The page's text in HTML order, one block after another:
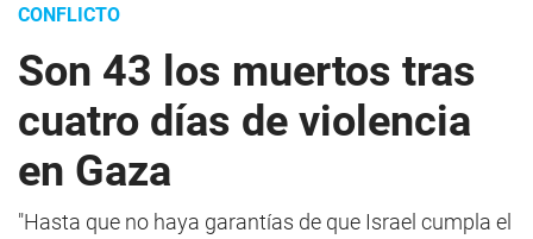
CONFLICTO
Son 43 los muertos tras
cuatro días de violencia
en Gaza
"Hasta que no haya garantías de que Israel cumpla el